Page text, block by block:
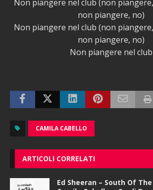
Non piangere nel club (non
non piangere, no)
Non piangere nel club (non
non piangere, no)
Non piangere nel club
CAMILA CABELLO
ARTICOLI CORRELATI
Ed Sheeran – South Of